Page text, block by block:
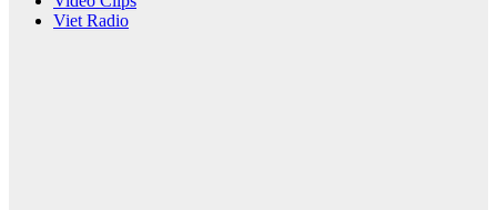
Viet Radio